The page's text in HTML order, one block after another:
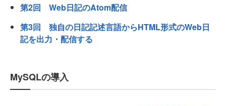
第2回 Web日記のAtom配信
第3回 独自の日記記述言語からHTML形式のWeb日
記を出力・配信する
MySQLの導入